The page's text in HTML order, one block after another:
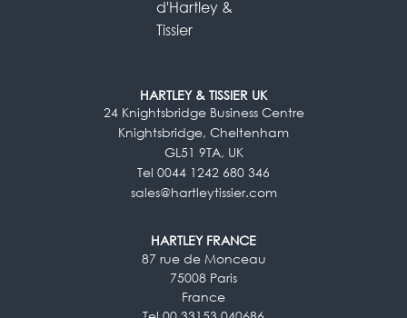
HARTLEY & TISSIER UK
24 Knightsbridge Business Centre
Knightsbridge, Cheltenham
GL51 9TA, UK
Tel 0044 1242 680 346
sales@hartleytissier.com
HARTLEY FRANCE
87 rue de Monceau
75008 Paris
France